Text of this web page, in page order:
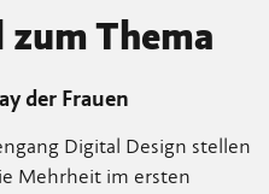
Thema
der Frauen
Digital Design stellen
Mehrheit im ersten